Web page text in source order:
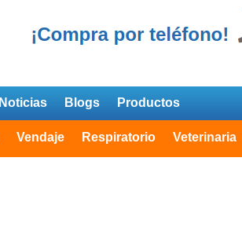
Noticias Blogs Productos
Vendaje Respiratorio Veterinaria